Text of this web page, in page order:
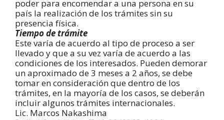
poder para encomendar a una persona en su
país la realización de los trámites sin su
presencia física.
Tiempo de trámite
Este varía de acuerdo al tipo de proceso a ser
llevado y que a su vez varía de acuerdo a las
condiciones de los interesados. Pueden demorar
un aproximado de 3 meses a 2 años, se debe
tomar en consideración que dentro de los
trámites, en la mayoría de los casos, se deberán
incluir algunos trámites internacionales.
Lic. Marcos Nakashima